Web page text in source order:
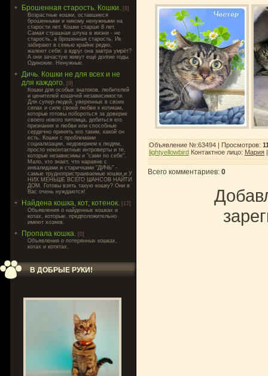
Брошенная старость. Кошки. [8]
Возрастные кошки, оставшиеся
брошенными и никому ненужными на
старости лет. Кошки старше 8 лет.
Самая страшная штука в жизни - не
старость, а брошенная старость. Их
забирают в семью крайне редко,
жалеют себя: а вдруг она завтра умрёт?
А они зачастую живут ещё долгие годы.
Одинокие. Ненужные.
Дичь. Кошки не для всех и не
для каждого. [9]
Кошки для особых знатоков, любителей
и ценителей кошачей независимости.
Для супер-людей, уверенных в своих
силах и силе своей любви к котикам,
которые готовы побороться за доверие
своего нового питомца, добиться его
признания и любви или способные
сердечно принять его таким, какой он
есть. Кошки с проблемами
социализации, недоверием к людям,
просто неконтактные интроверты и те,
которые независимы и "сами по себе".
Мало, кто знает, что наравне с
инвалидами и старичками "ДИЧЬ" -
самые труднопристраиваемые кошки и У
НИХ МЕНЬШЕ ВСЕГО ШАНСОВ НАЙТИ
ДОМ. Готовы взять такую кошку? Они в
Вас очень нуждаются!
Найдена кошка, кот, котенок. [17]
Объявления о найденных кошках и
котах, которые, предположительно
имеют хозяев.
Пропала кошка. [0]
Объявления о потерянных кошках,
котах и котятах.
В ДОБРЫЕ РУКИ!
Объявление №:63494 | Просмотров:
lightyellowbird Контактное лицо: Мария
Всего комментариев: 0